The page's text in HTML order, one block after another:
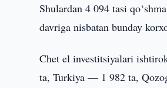
Shulardan 4 094 tasi
davriga nisbatan bunday
Chet el investitsiyalari
ta, Turkiya — 1 982 ta,